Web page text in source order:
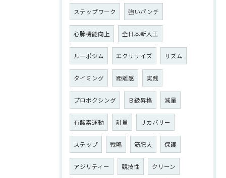
ステップワーク 強いパンチ
心肺機能向上 全日本新人王
ルーポジム エクササイズ リズム
タイミング 距離感 実践
プロボクシング Ｂ級昇格 減量
有酸素運動 計量 リカバリー
ステップ 戦略 筋肥大 保護
アジリティー 競技性 クリーン